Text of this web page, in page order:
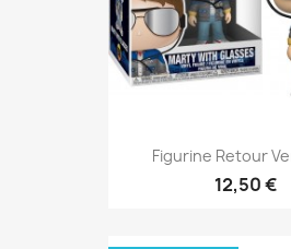
Figurine Retour
12,50 €